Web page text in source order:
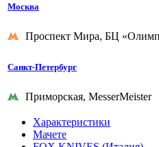
Москва
Проспект Мира, БЦ
Санкт-Петербург
Приморская, MesserMeister
Характеристики
Мачете